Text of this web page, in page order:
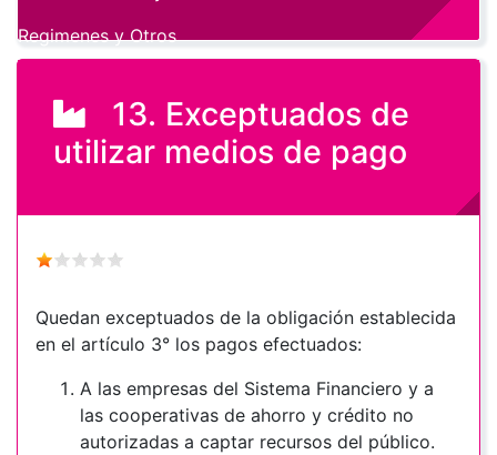
13. Exceptuados de
utilizar medios de pago
Quedan exceptuados de la obligación establecida
en el artículo 3° los pagos efectuados:
A las empresas del Sistema Financiero y a
las cooperativas de ahorro y crédito no
autorizadas a captar recursos del público.
Regimenes y Otros